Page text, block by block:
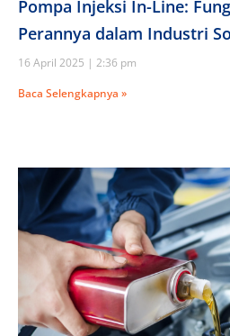
Pompa Injeksi In-Line:
Perannya dalam Industri
16 April 2025
2:36 pm
Baca Selengkapnya »